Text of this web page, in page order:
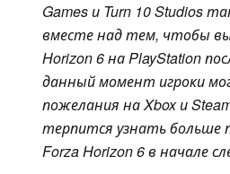
Games и Turn 10 Studios
вместе над тем, чтобы
Horizon 6на PlayStation
данный момент игроки
пожелания на Xbox и
терпится узнать больше
Forza Horizon 6в начале